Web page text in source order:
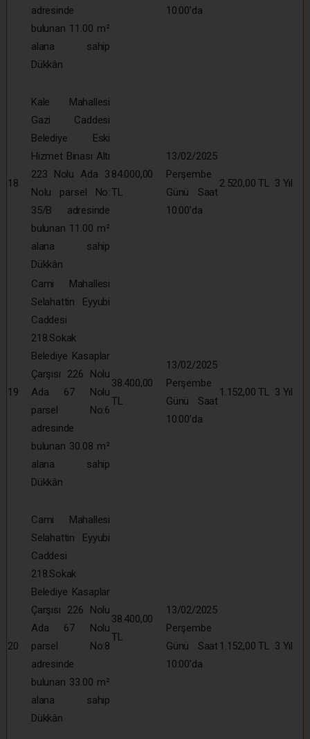
adresinde
bulunan 11.00 m²
alana sahip
Dükkân
10:00’da
18
Kale Mahallesi
Gazi Caddesi
Belediye Eski
Hizmet Binası Altı
223 Nolu Ada 3
Nolu parsel No:
35/B adresinde
bulunan 11.00 m²
alana sahip
Dükkân
84.000,00
TL
13/02/2025
Perşembe
Günü Saat
10:00’da
2.520,00 TL 3 Yıl
19
Cami Mahallesi
Selahattin Eyyubi
Caddesi
218.Sokak
Belediye Kasaplar
Çarşısı 226 Nolu
Ada 67 Nolu
parsel No:6
adresinde
bulunan 30.08 m²
alana sahip
Dükkân
38.400,00
TL
13/02/2025
Perşembe
Günü Saat
10:00’da
1.152,00 TL 3 Yıl
20
Cami Mahallesi
Selahattin Eyyubi
Caddesi
218.Sokak
Belediye Kasaplar
Çarşısı 226 Nolu
Ada 67 Nolu
parsel No:8
adresinde
bulunan 33.00 m²
alana sahip
Dükkân
38.400,00
TL
13/02/2025
Perşembe
Günü Saat
10:00’da
1.152,00 TL 3 Yıl